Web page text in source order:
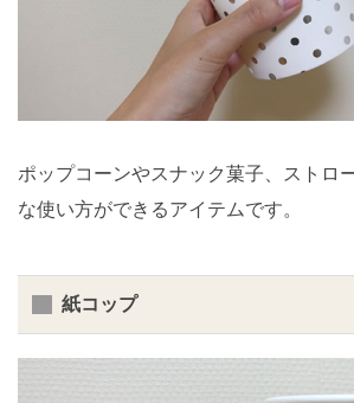
ポップコーンやスナック菓子、ストロ
な使い方ができるアイテムです。
紙コップ